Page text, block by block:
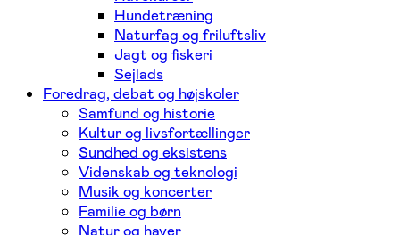
Hundetræning
Naturfag og friluftsliv
Jagt og fiskeri
Sejlads
Foredrag, debat og højskoler
Samfund og historie
Kultur og livsfortællinger
Sundhed og eksistens
Videnskab og teknologi
Musik og koncerter
Familie og børn
Natur og haver